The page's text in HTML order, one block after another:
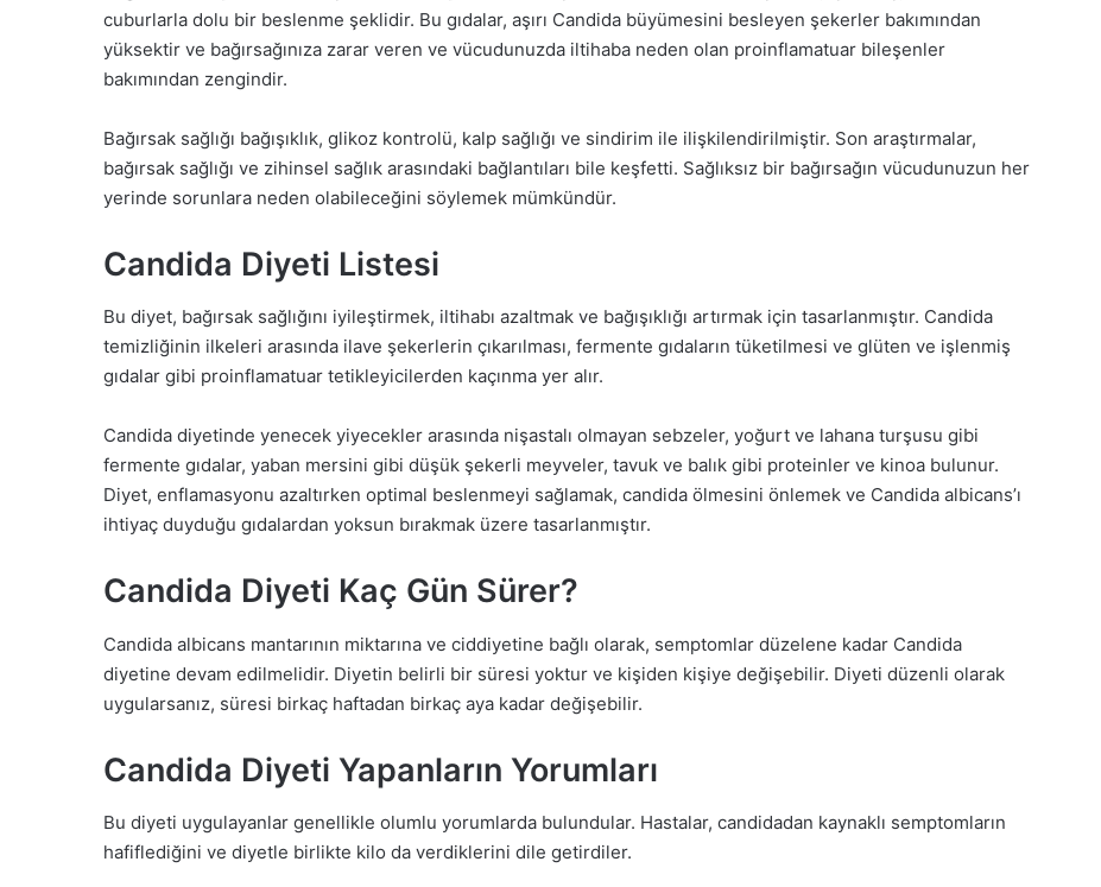
cuburlarla dolu bir beslenme şeklidir. Bu gıdalar, aşırı Candida büyümesini besleyen şekerler bakımından
yüksektir ve bağırsağınıza zarar veren ve vücudunuzda iltihaba neden olan proinflamatuar bileşenler
bakımından zengindir.
Bağırsak sağlığı bağışıklık, glikoz kontrolü, kalp sağlığı ve sindirim ile ilişkilendirilmiştir. Son araştırmalar,
bağırsak sağlığı ve zihinsel sağlık arasındaki bağlantıları bile keşfetti. Sağlıksız bir bağırsağın vücudunuzun her
yerinde sorunlara neden olabileceğini söylemek mümkündür.
Candida Diyeti Listesi
Bu diyet, bağırsak sağlığını iyileştirmek, iltihabı azaltmak ve bağışıklığı artırmak için tasarlanmıştır. Candida
temizliğinin ilkeleri arasında ilave şekerlerin çıkarılması, fermente gıdaların tüketilmesi ve glüten ve işlenmiş
gıdalar gibi proinflamatuar tetikleyicilerden kaçınma yer alır.
Candida diyetinde yenecek yiyecekler arasında nişastalı olmayan sebzeler, yoğurt ve lahana turşusu gibi
fermente gıdalar, yaban mersini gibi düşük şekerli meyveler, tavuk ve balık gibi proteinler ve kinoa bulunur.
Diyet, enflamasyonu azaltırken optimal beslenmeyi sağlamak, candida ölmesini önlemek ve Candida albicans’ı
ihtiyaç duyduğu gıdalardan yoksun bırakmak üzere tasarlanmıştır.
Candida Diyeti Kaç Gün Sürer?
Candida albicans mantarının miktarına ve ciddiyetine bağlı olarak, semptomlar düzelene kadar Candida
diyetine devam edilmelidir. Diyetin belirli bir süresi yoktur ve kişiden kişiye değişebilir. Diyeti düzenli olarak
uygularsanız, süresi birkaç haftadan birkaç aya kadar değişebilir.
Candida Diyeti Yapanların Yorumları
Bu diyeti uygulayanlar genellikle olumlu yorumlarda bulundular. Hastalar, candidadan kaynaklı semptomların
hafiflediğini ve diyetle birlikte kilo da verdiklerini dile getirdiler.